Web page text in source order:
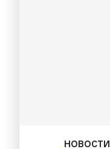
НОВОСТИ